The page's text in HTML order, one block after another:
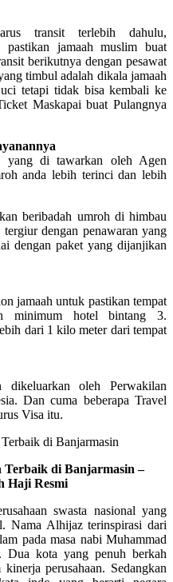
transit terlebih dahulu,
pastikan jamaah muslim buat
berikutnya dengan pesawat
timbul adalah dikala jamaah
tetapi tidak bisa kembali ke
Maskapai buat Pulangnya
yang di tawarkan oleh Agen
anda lebih terinci dan lebih
beribadah umroh di himbau
dengan penawaran yang
dengan paket yang dijanjikan
jamaah untuk pastikan tempat
minimum hotel bintang 3.
dari 1 kilo meter dari tempat
oleh Perwakilan
Dan cuma beberapa Travel
Visa itu.
di Banjarmasin –
Haji Resmi
swasta nasional yang
Nama Alhijaz terinspirasi dari
pada masa nabi Muhammad
Dua kota yang penuh berkah
perusahaan. Sedangkan